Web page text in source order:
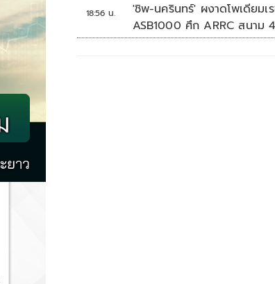
18:56 น.
'ชิพ-นครินทร์' ผงาดโพเดียมเ
ASB1000 ศึก ARRC สนาม 4